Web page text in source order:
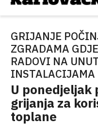
GRIJANJE
ZGRADAMA
RADOVI NA
INSTALACIJAMA
U ponedjeljak
grijanja za
toplane